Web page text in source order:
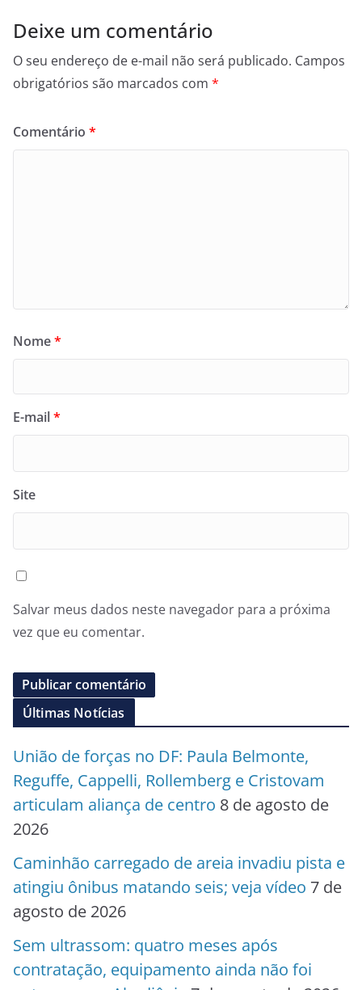
Deixe um comentário
O seu endereço de e-mail não será publicado. Campos
obrigatórios são marcados com *
Comentário *
Nome*
E-mail*
Site
Salvar meus dados neste navegador para a próxima
vez que eu comentar.
Últimas Notícias
União de forças no DF: Paula Belmonte,
Reguffe, Cappelli, Rollemberg e Cristovam
articulam aliança de centro 8 de agosto de
2026
Caminhão carregado de areia invadiu pista e
atingiu ônibus matando seis; veja vídeo 7 de
agosto de 2026
Sem ultrassom: quatro meses após
contratação, equipamento ainda não foi